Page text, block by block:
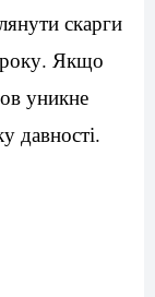
скарги
року. Якщо
уникне
давності.